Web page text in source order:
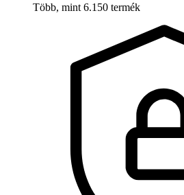
Több, mint 6.150 termék